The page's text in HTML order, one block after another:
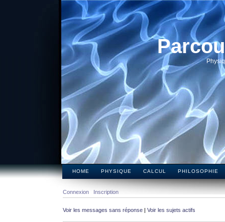
HOME PHYSIQUE CALCUL PHILOSOPHIE
Connexion Inscription
Voir les messages sans réponse | Voir les sujets actifs